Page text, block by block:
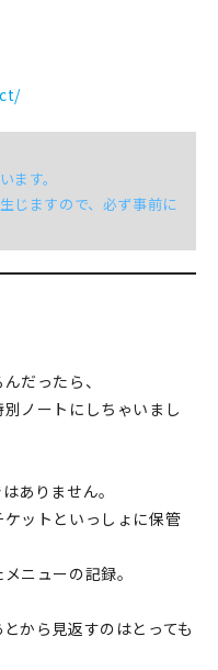
ます。
じますので、必ず事前に
だったら、
ノートにしちゃいまし
ありません。
ットといっしょに保管
ニューの記録。
から見返すのはとっても